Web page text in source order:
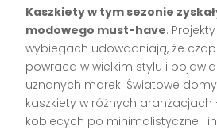
Kaszkiety w tym sezonie
modowego must-have.
wybiegach udowadniają, że
powraca w wielkim stylu i
uznanych marek. Światowe
kaszkiety w różnych
kobiecych po minimalistyczne i